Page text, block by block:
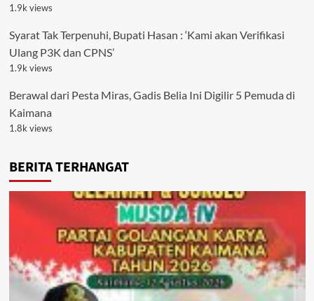
1.9k views
Syarat Tak Terpenuhi, Bupati Hasan : ‘Kami akan Verifikasi
Ulang P3K dan CPNS’
1.9k views
Berawal dari Pesta Miras, Gadis Belia Ini Digilir 5 Pemuda di
Kaimana
1.8k views
BERITA TERHANGAT